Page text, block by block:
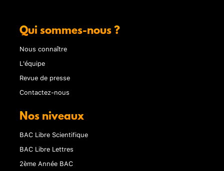
Qui sommes-nous ?
Nous connaître
L'équipe
Revue de presse
Contactez-nous
Nos niveaux
BAC Libre Scientifique
BAC Libre Lettres
2ème Année BAC